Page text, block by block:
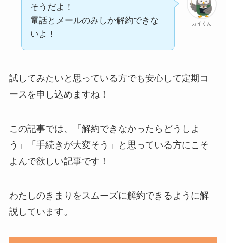
ニューZの解約まとめ！
電話が繋がらない時の裏
解約できない？バロニー
カイくん
そうだよ！
電話とメールのみしか解約できな
いよ！
試してみたいと思っている方でも安心して定期コ
ースを申し込めますね！
この記事では、「解約できなかったらどうしよ
う」「手続きが大変そう」と思っている方にこそ
よんで欲しい記事です！
わたしのきまりをスムーズに解約できるように解
説しています。